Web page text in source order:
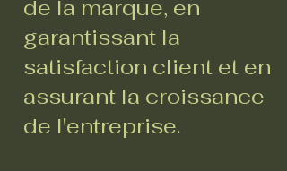
de la marque, en
garantissant la
satisfaction client et en
assurant la croissance
de l'entreprise.